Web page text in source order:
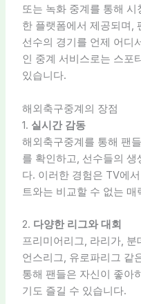
또는 녹화 중계를 통해
한 플랫폼에서 제공되며,
선수의 경기를 언제 어디
인 중계 서비스로는 스포
있습니다.
해외축구중계의 장점
1. 실시간 감동
해외축구중계를 통해 팬
를 확인하고, 선수들의
다. 이러한 경험은 TV에
트와는 비교할 수 없는 매
2. 다양한 리그와 대회
프리미어리그, 라리가,
언스리그, 유로파리그 같
통해 팬들은 자신이 좋아
기도 즐길 수 있습니다.